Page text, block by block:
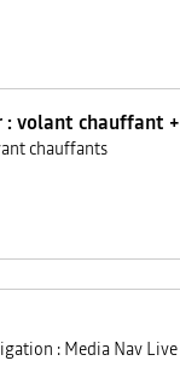
: volant chauffant
chauffants
: Media Nav